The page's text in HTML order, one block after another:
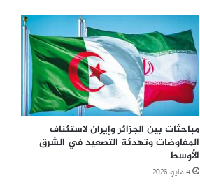
مباحثات بين الجزائر وإيران لاستئناف
المفاوضات وتهدئة التصعيد في الشرق
الأوسط
4 مايو، 2026